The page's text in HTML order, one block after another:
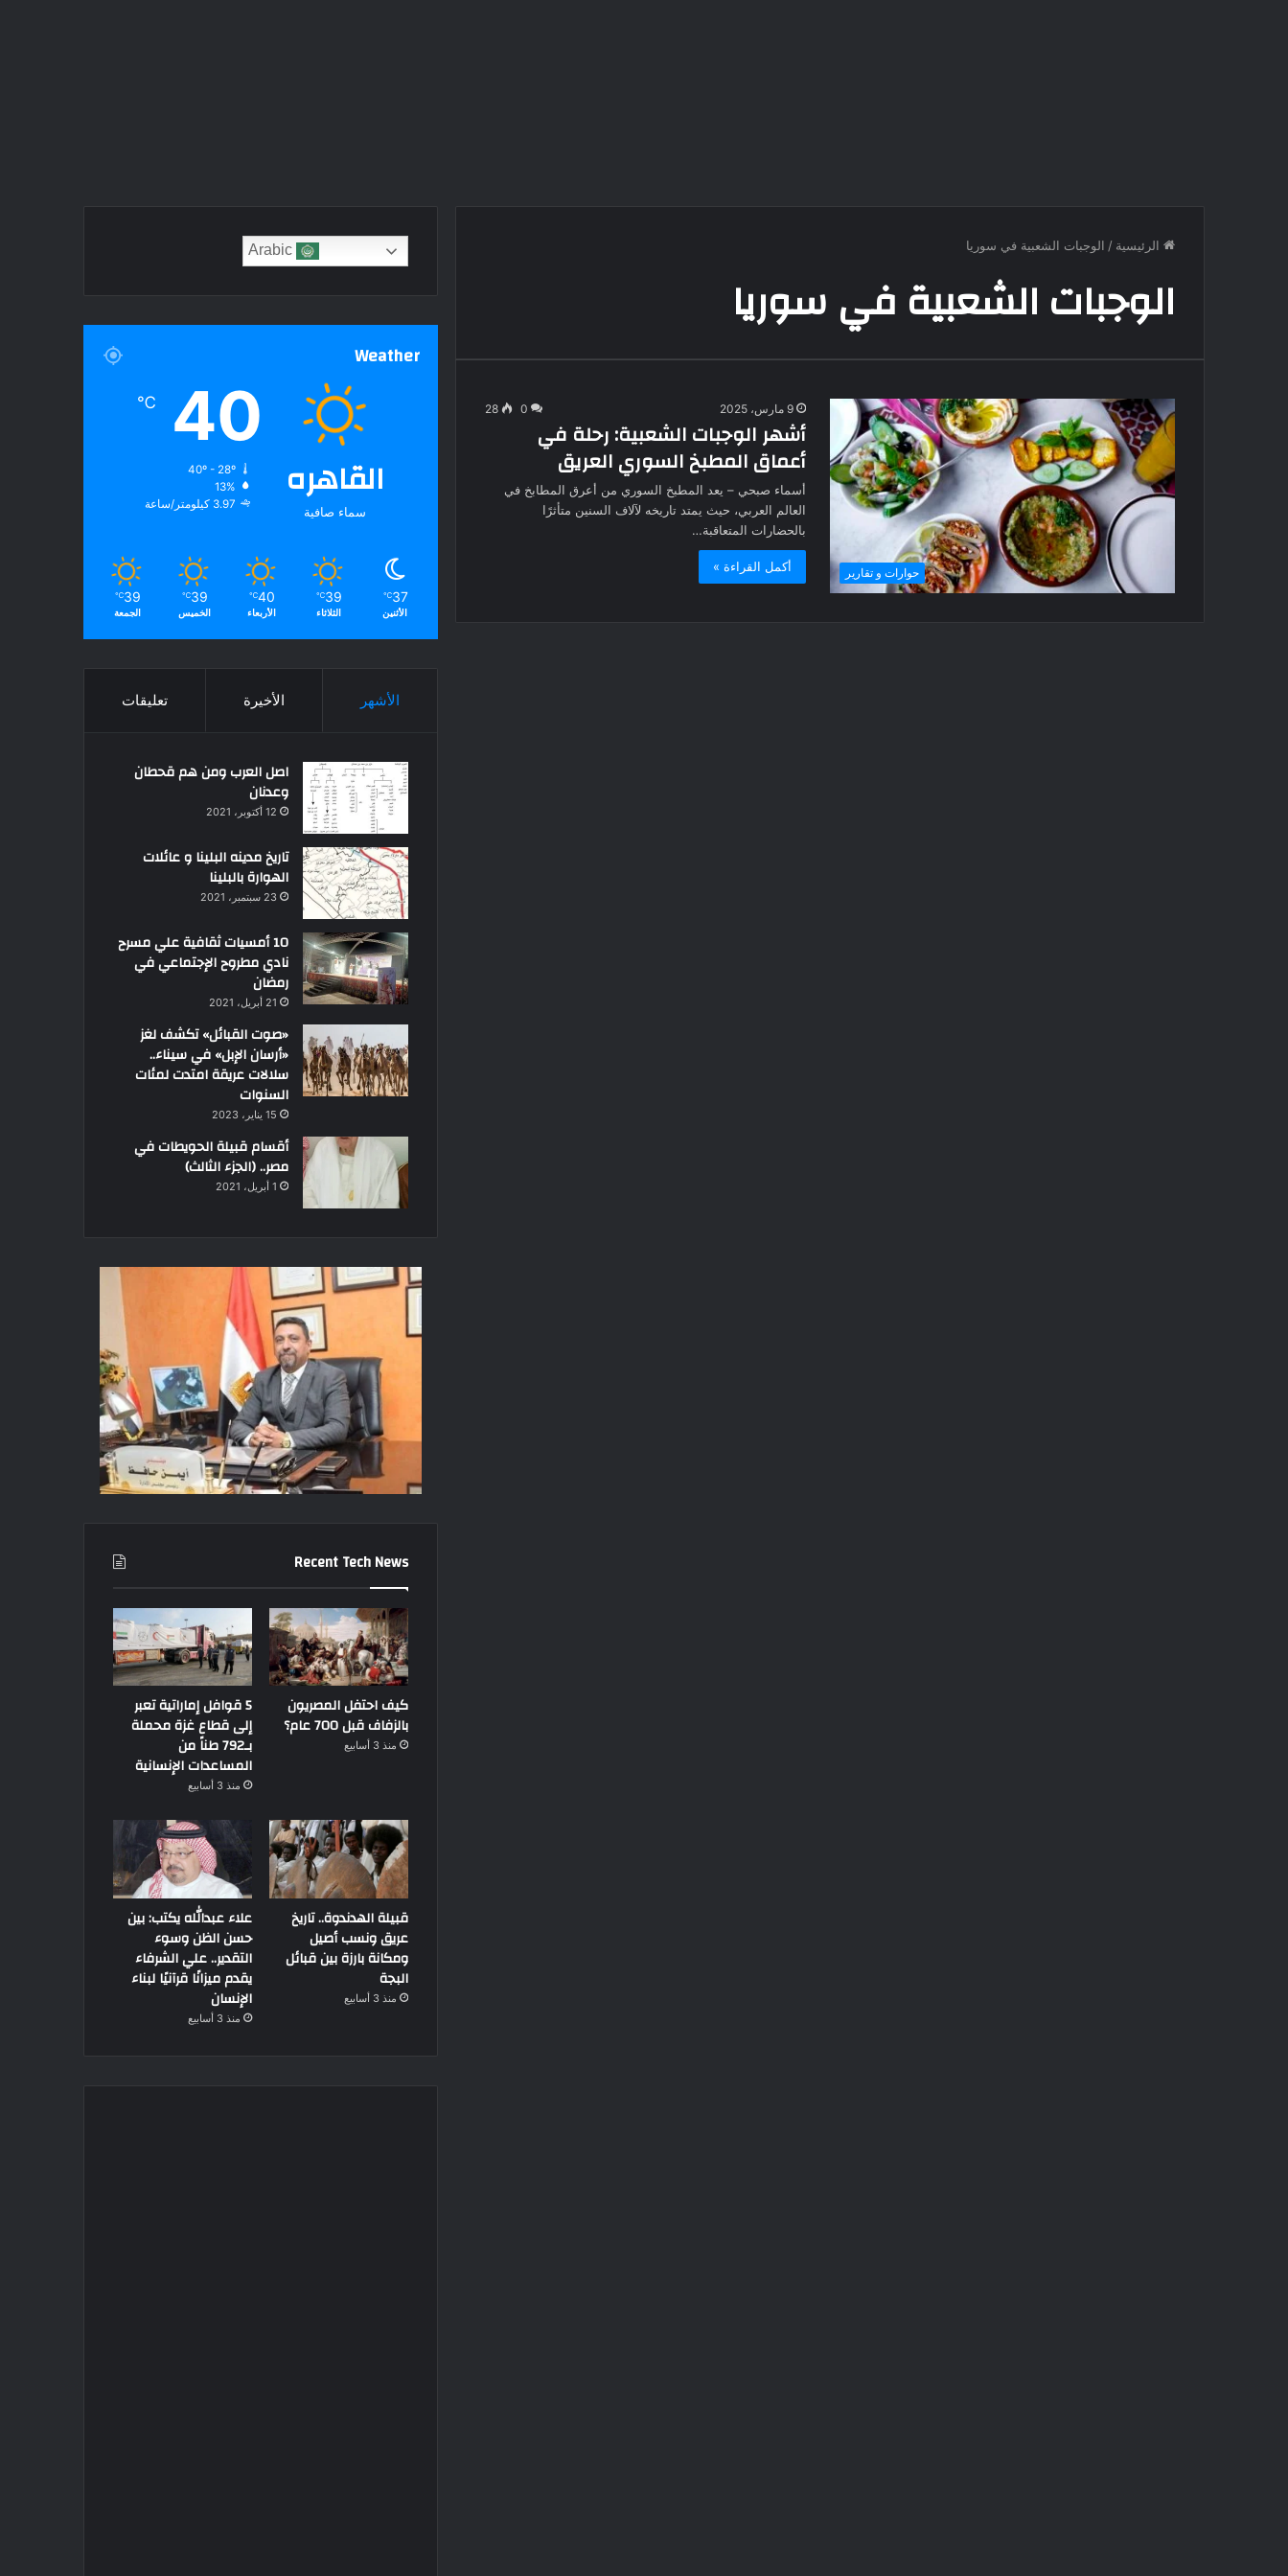
الرئيسية / الوجبات الشعبية في سوريا
الوجبات الشعبية في سوريا
حوارات و تقارير
9 مارس، 2025 0
28
أشهر الوجبات الشعبية: رحلة في
أعماق المطبخ السوري العريق
أسماء صبحي – يعد المطبخ السوري من أعرق المطابخ في
العالم العربي، حيث يمتد تاريخه لآلاف السنين متأثرًا
بالحضارات المتعاقبة…
أكمل القراءة »
Arabic
Weather
القاهره
سماء صافية
40
℃
40º - 28º
13%
3.97 كيلومتر/ساعة
37
℃
الأثنين
39
℃
الثلاثاء
40
℃
الأربعاء
39
℃
الخميس
39
℃
الجمعة
الأشهر الأخيرة تعليقات
اصل العرب ومن هم قحطان
وعدنان
12 أكتوبر، 2021
تاريخ مدينه البلينا و عائلات
الهوارة بالبلينا
23 سبتمبر، 2021
10 أمسيات ثقافية علي مسرح
نادي مطروح الإجتماعي في
رمضان
21 أبريل، 2021
«صوت القبائل» تكشف لغز
«أرسان الإبل» في سيناء..
سلالات عريقة امتدت لمئات
السنوات
15 يناير، 2023
أقسام قبيلة الحويطات في
مصر.. (الجزء الثالث)
1 أبريل، 2021
Recent Tech News
كيف احتفل المصريون
بالزفاف قبل 700 عام؟
منذ 3 أسابيع
5 قوافل إماراتية تعبر
إلى قطاع غزة محملة
بـ792 طناً من
المساعدات الإنسانية
منذ 3 أسابيع
قبيلة الهدندوة.. تاريخ
عريق ونسب أصيل
ومكانة بارزة بين قبائل
البجة
منذ 3 أسابيع
علاء عبدالله يكتب: بين
حسن الظن وسوء
التقدير.. علي الشرفاء
يقدم ميزانًا قرآنيًا لبناء
الإنسان
منذ 3 أسابيع